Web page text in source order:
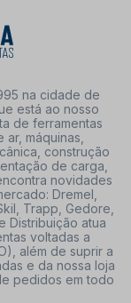
na cidade de
está ao nosso
de ferramentas
máquinas,
construção
de carga,
novidades
Dremel,
Trapp, Gedore,
Distribuição atua
voltadas a
além de suprir a
e da nossa loja
pedidos em todo